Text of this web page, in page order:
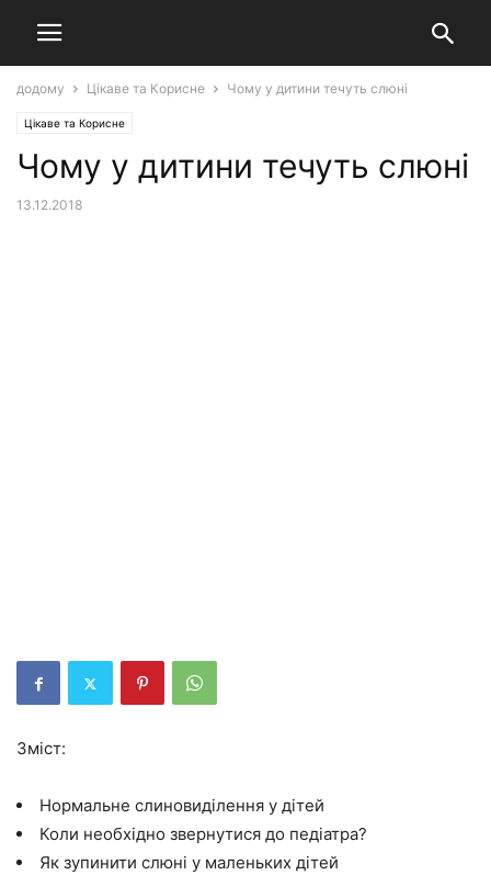
додому Цікаве та Корисне Чому у дитини течуть слюні
Цікаве та Корисне
Чому у дитини течуть слюні
13.12.2018
Зміст:
Нормальне слиновиділення у дітей
Коли необхідно звернутися до педіатра?
Як зупинити слюні у маленьких дітей